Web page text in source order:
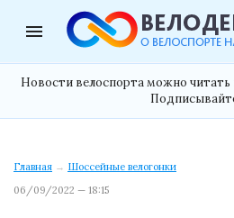
menu
Новости велоспорта можно читать
Главная → Шоссейные велогонки
06/09/2022 — 18:15